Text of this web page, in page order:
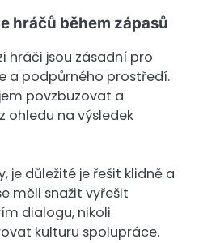
hráčů během zápasů
hráči jsou zásadní pro
a podpůrného prostředí.
povzbuzovat a
ohledu na výsledek
je důležité je řešit klidně a
měli snažit vyřešit
dialogu, nikoli
kulturu spolupráce.